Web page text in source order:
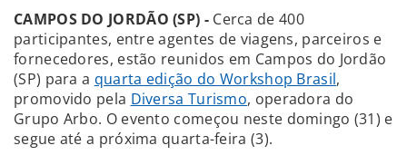
CAMPOS DO JORDÃO (SP) - Cerca de 400
participantes, entre agentes de viagens, parceiros e
fornecedores, estão reunidos em Campos do Jordão
(SP) para a quarta edição do Workshop Brasil,
promovido pela Diversa Turismo, operadora do
Grupo Arbo. O evento começou neste domingo (31) e
segue até a próxima quarta-feira (3).